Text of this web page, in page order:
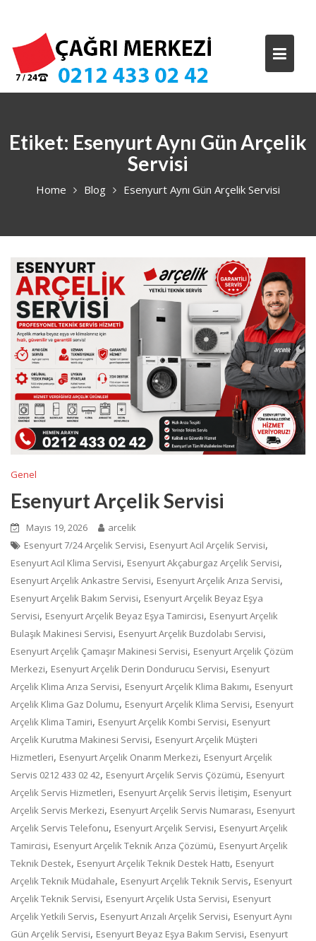
content
Etiket: Esenyurt Aynı Gün Arçelik
Servisi
Home Blog Esenyurt Aynı Gün Arçelik Servisi
Genel
Esenyurt Arçelik Servisi
Mayıs 19, 2026
arcelik
Esenyurt 7/24 Arçelik Servisi, Esenyurt Acil Arçelik Servisi,
Esenyurt Acil Klima Servisi, Esenyurt Akçaburgaz Arçelik Servisi,
Esenyurt Arçelik Ankastre Servisi, Esenyurt Arçelik Arıza Servisi,
Esenyurt Arçelik Bakım Servisi, Esenyurt Arçelik Beyaz Eşya
Servisi, Esenyurt Arçelik Beyaz Eşya Tamircisi, Esenyurt Arçelik
Bulaşık Makinesi Servisi, Esenyurt Arçelik Buzdolabı Servisi,
Esenyurt Arçelik Çamaşır Makinesi Servisi, Esenyurt Arçelik Çözüm
Merkezi, Esenyurt Arçelik Derin Dondurucu Servisi, Esenyurt
Arçelik Klima Arıza Servisi, Esenyurt Arçelik Klima Bakımı, Esenyurt
Arçelik Klima Gaz Dolumu, Esenyurt Arçelik Klima Servisi, Esenyurt
Arçelik Klima Tamiri, Esenyurt Arçelik Kombi Servisi, Esenyurt
Arçelik Kurutma Makinesi Servisi, Esenyurt Arçelik Müşteri
Hizmetleri, Esenyurt Arçelik Onarım Merkezi, Esenyurt Arçelik
Servis 0212 433 02 42, Esenyurt Arçelik Servis Çözümü, Esenyurt
Arçelik Servis Hizmetleri, Esenyurt Arçelik Servis İletişim, Esenyurt
Arçelik Servis Merkezi, Esenyurt Arçelik Servis Numarası, Esenyurt
Arçelik Servis Telefonu, Esenyurt Arçelik Servisi, Esenyurt Arçelik
Tamircisi, Esenyurt Arçelik Teknik Arıza Çözümü, Esenyurt Arçelik
Teknik Destek, Esenyurt Arçelik Teknik Destek Hattı, Esenyurt
Arçelik Teknik Müdahale, Esenyurt Arçelik Teknik Servis, Esenyurt
Arçelik Teknik Servisi, Esenyurt Arçelik Usta Servisi, Esenyurt
Arçelik Yetkili Servis, Esenyurt Arızalı Arçelik Servisi, Esenyurt Aynı
Gün Arçelik Servisi, Esenyurt Beyaz Eşya Bakım Servisi, Esenyurt